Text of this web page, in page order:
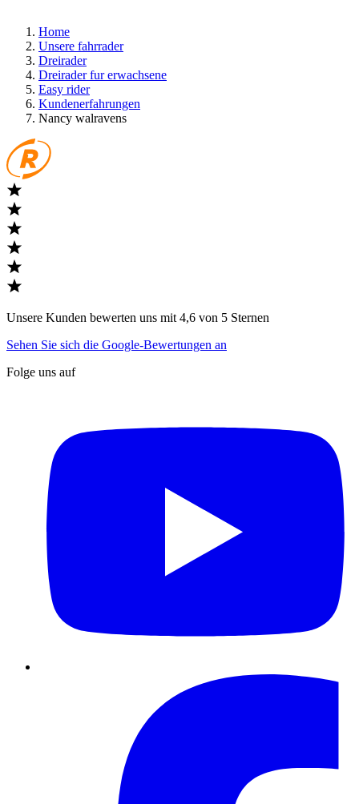
Home
Unsere fahrrader
Dreirader
Dreirader fur erwachsene
Easy rider
Kundenerfahrungen
Nancy walravens
Unsere Kunden bewerten uns mit 4,6 von 5 Sternen
Sehen Sie sich die Google-Bewertungen an
Folge uns auf